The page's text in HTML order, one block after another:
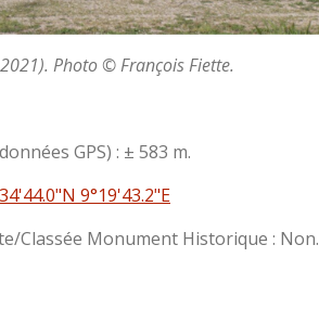
Photo © François Fiette.
GPS) : ± 583 m.
9°19'43.2"E
Classée Monument Historique : Non.